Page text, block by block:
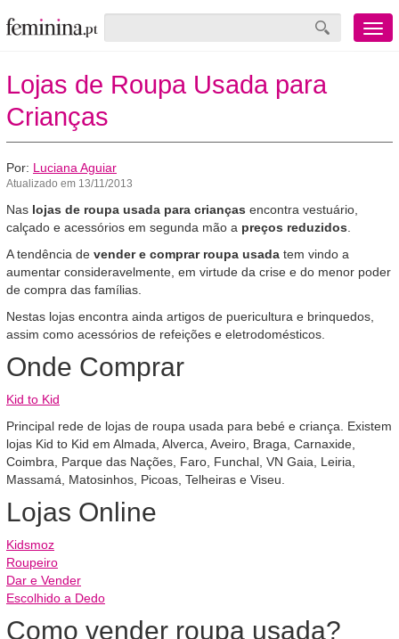
Menu
mobile
Lojas de Roupa Usada para
Crianças
Por: Luciana Aguiar
Atualizado em 13/11/2013
Nas lojas de roupa usada para crianças encontra vestuário,
calçado e acessórios em segunda mão a preços reduzidos
A tendência de vender e comprar roupa usada tem vindo a
aumentar consideravelmente, em virtude da crise e do menor poder
de compra das famílias.
Nestas lojas encontra ainda artigos de puericultura e brinquedos,
assim como acessórios de refeições e eletrodomésticos.
Onde Comprar
Kid to Kid
Principal rede de lojas de roupa usada para bebé e criança. Existem
lojas Kid to Kid em Almada, Alverca, Aveiro, Braga, Carnaxide,
Coimbra, Parque das Nações, Faro, Funchal, VN Gaia, Leiria,
Massamá, Matosinhos, Picoas, Telheiras e Viseu.
Lojas Online
Kidsmoz
Roupeiro
Dar e Vender
Escolhido a Dedo
Como vender roupa usada?